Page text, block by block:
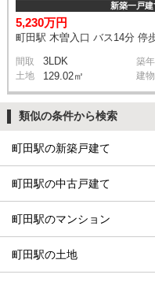
新築一戸建
5,230万円
町田駅 木曽入口 バス14分 停
間取 3LDK 築年
土地 129.02㎡ 建物
類似の条件から検索
町田駅の新築戸建て
町田駅の中古戸建て
町田駅のマンション
町田駅の土地